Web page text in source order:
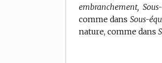
embranchement,
comme dans Sous-
nature, comme dans